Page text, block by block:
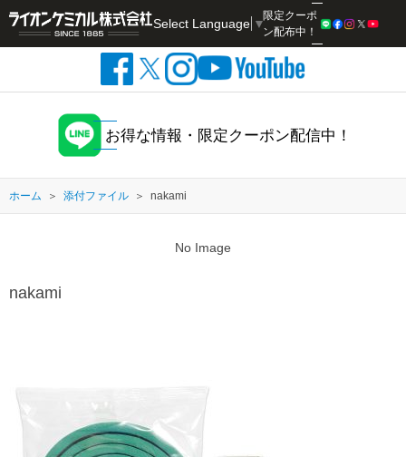
Select Language ▼
限定クーポ
ン配布中！
お得な情報・限定クーポン配信中！
ホーム 添付ファイル nakami
No Image
nakami
検索